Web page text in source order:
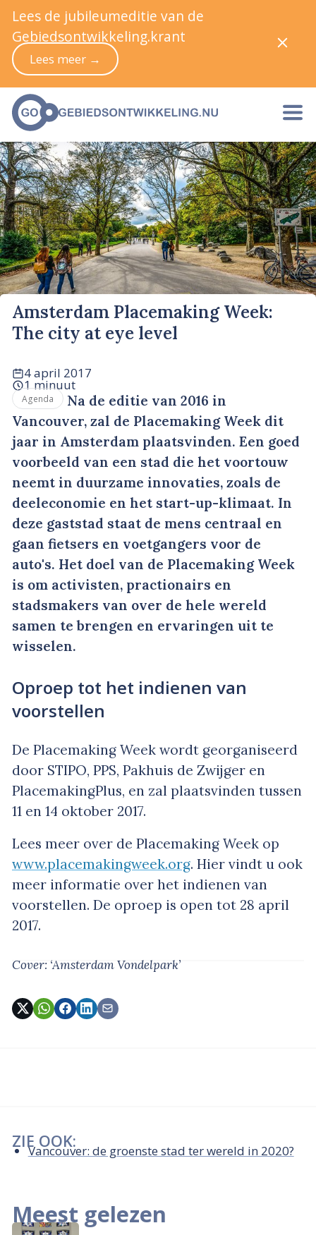
Amsterdam Placemaking Week:
The city at eye level
4 april 2017
1 minuut
Agenda
Na de editie van 2016 in
Vancouver, zal de Placemaking Week dit
jaar in Amsterdam plaatsvinden. Een goed
voorbeeld van een stad die het voortouw
neemt in duurzame innovaties, zoals de
deeleconomie en het start-up-klimaat. In
deze gaststad staat de mens centraal en
gaan fietsers en voetgangers voor de
auto's. Het doel van de Placemaking Week
is om activisten, practionairs en
stadsmakers van over de hele wereld
samen te brengen en ervaringen uit te
wisselen.
Oproep tot het indienen van
voorstellen
De Placemaking Week wordt georganiseerd
door STIPO, PPS, Pakhuis de Zwijger en
PlacemakingPlus, en zal plaatsvinden tussen
11 en 14 oktober 2017.
Lees meer over de Placemaking Week op
www.placemakingweek.org. Hier vindt u ook
meer informatie over het indienen van
voorstellen. De oproep is open tot 28 april
2017.
Cover: ‘Amsterdam Vondelpark’
ZIE OOK:
Vancouver: de groenste stad ter wereld in 2020?
Meest gelezen
Lees de jubileumeditie van de
Gebiedsontwikkeling.krant
Lees meer →